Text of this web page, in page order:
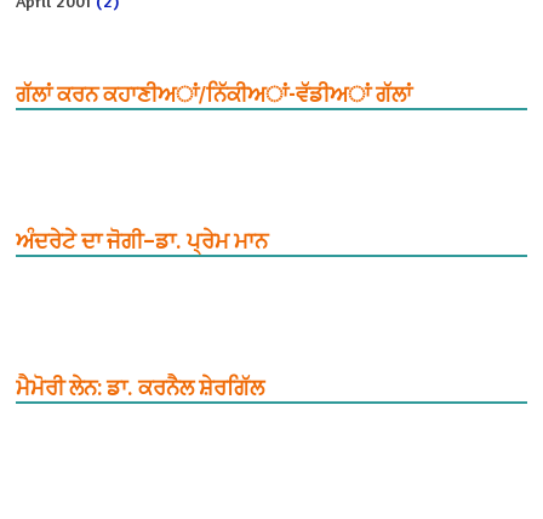
ਗੱਲਾਂ ਕਰਨ ਕਹਾਣੀਅਾਂ/ਨਿੱਕੀਅਾਂ-ਵੱਡੀਅਾਂ ਗੱਲਾਂ
ਅੰਦਰੇਟੇ ਦਾ ਜੋਗੀ–ਡਾ. ਪ੍ਰੇਮ ਮਾਨ
ਮੈਮੋਰੀ ਲੇਨ: ਡਾ. ਕਰਨੈਲ ਸ਼ੇਰਗਿੱਲ